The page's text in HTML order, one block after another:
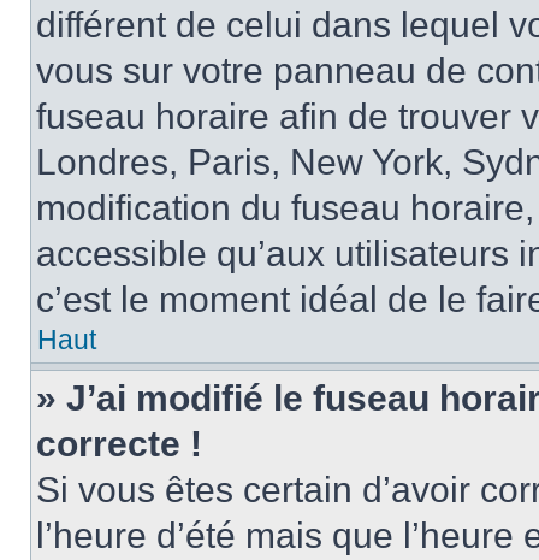
différent de celui dans lequel
vous sur votre panneau de
fuseau horaire afin de trouver
Londres, Paris, New York,
modification du fuseau
accessible qu’aux utilisateurs
c’est le moment idéal de le
Haut
» J’ai modifié le fuseau
correcte !
Si vous êtes certain d’avoir
l’heure d’été mais que